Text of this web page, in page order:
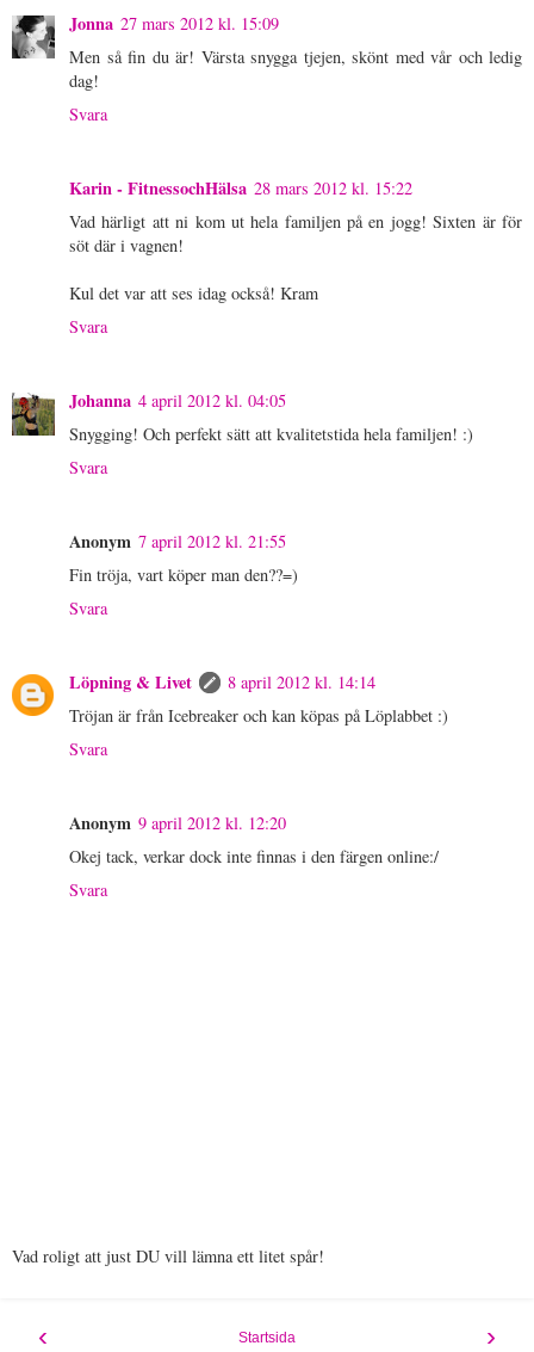
Jonna 27 mars 2012 kl. 15:09
Men så fin du är! Värsta snygga tjejen, skönt med vår och ledig
dag!
Svara
Karin - FitnessochHälsa 28 mars 2012 kl. 15:22
Vad härligt att ni kom ut hela familjen på en jogg! Sixten är för
söt där i vagnen!
Kul det var att ses idag också! Kram
Svara
Johanna 4 april 2012 kl. 04:05
Snygging! Och perfekt sätt att kvalitetstida hela familjen! :)
Svara
Anonym 7 april 2012 kl. 21:55
Fin tröja, vart köper man den??=)
Svara
Löpning & Livet
8 april 2012 kl. 14:14
Tröjan är från Icebreaker och kan köpas på Löplabbet :)
Svara
Anonym 9 april 2012 kl. 12:20
Okej tack, verkar dock inte finnas i den färgen online:/
Svara
Vad roligt att just DU vill lämna ett litet spår!
‹ ›
Startsida